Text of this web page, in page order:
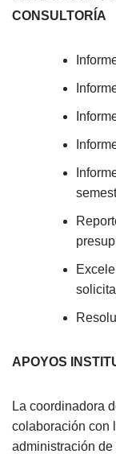
CONSULTORÍA
APOYOS
La coordinadora
colaboración con
administración de